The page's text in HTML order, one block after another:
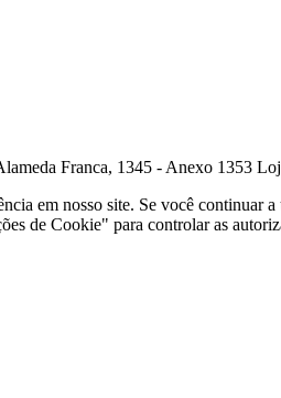
Franca, 1345 - Anexo 1353
em nosso site. Se você
de Cookie" para controlar as